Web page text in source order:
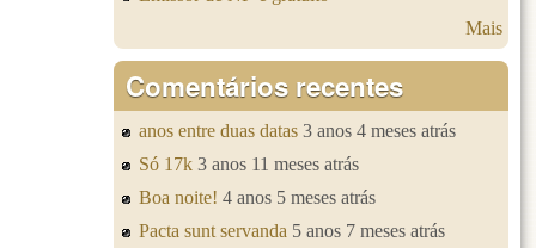
Mais
Comentários recentes
anos entre duas datas 3 anos 4 meses atrás
Só 17k 3 anos 11 meses atrás
Boa noite! 4 anos 5 meses atrás
Pacta sunt servanda 5 anos 7 meses atrás